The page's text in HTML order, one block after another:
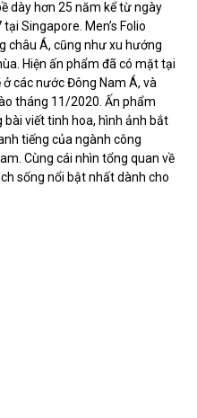
dày hơn 25 năm kể từ ngày
Singapore. Men’s Folio
châu Á, cũng như xu hướng
Hiện ấn phẩm đã có mặt tại
các nước Đông Nam Á, và
tháng 11/2020. Ấn phẩm
bài viết tinh hoa, hình ảnh bắt
tiếng của ngành công
Cùng cái nhìn tổng quan về
sống nổi bật nhất dành cho